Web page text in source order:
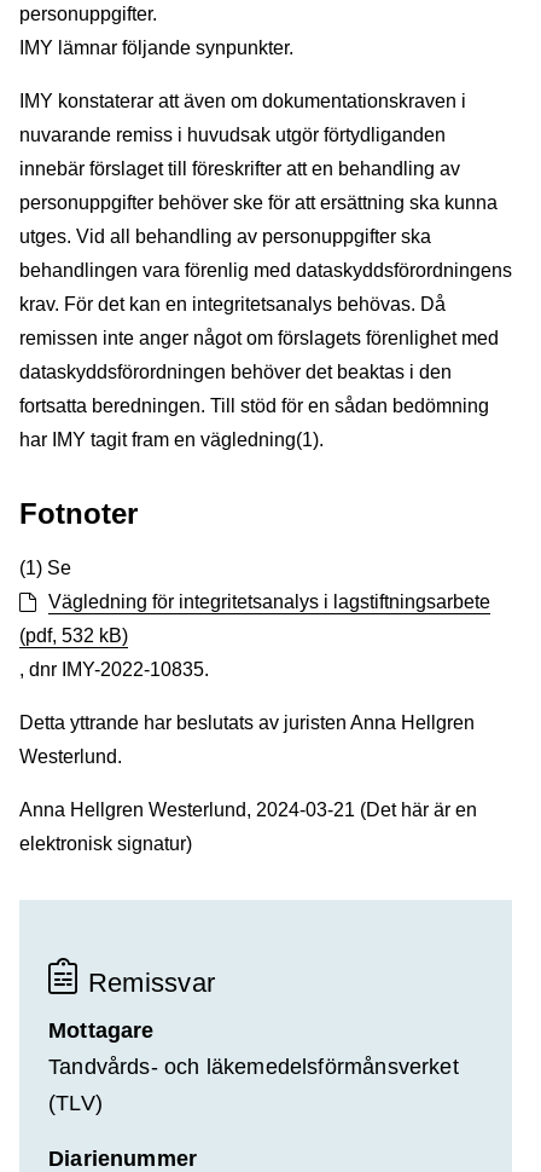
personuppgifter.
IMY lämnar följande synpunkter.
IMY konstaterar att även om dokumentationskraven i
nuvarande remiss i huvudsak utgör förtydliganden
innebär förslaget till föreskrifter att en behandling av
personuppgifter behöver ske för att ersättning ska kunna
utges. Vid all behandling av personuppgifter ska
behandlingen vara förenlig med dataskyddsförordningens
krav. För det kan en integritetsanalys behövas. Då
remissen inte anger något om förslagets förenlighet med
dataskyddsförordningen behöver det beaktas i den
fortsatta beredningen. Till stöd för en sådan bedömning
har IMY tagit fram en vägledning(1).
Fotnoter
(1) Se
Vägledning för integritetsanalys i lagstiftningsarbete
(pdf, 532 kB)
, dnr IMY-2022-10835.
Detta yttrande har beslutats av juristen Anna Hellgren
Westerlund.
Anna Hellgren Westerlund, 2024-03-21 (Det här är en
elektronisk signatur)
Remissvar
Mottagare
Tandvårds- och läkemedelsförmånsverket
(TLV)
Diarienummer